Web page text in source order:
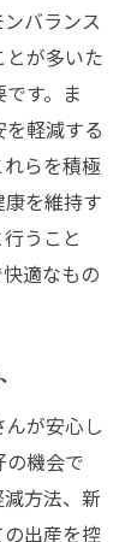
バランス
が多いた
す。ま
軽減する
らを積極
を維持す
うこと
適なもの
が安心し
機会で
方法、新
出産を控